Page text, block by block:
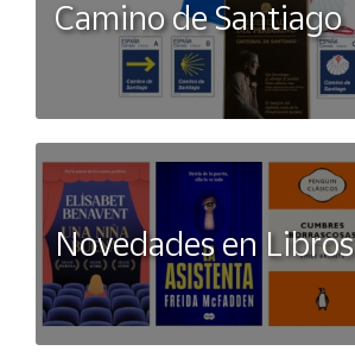
Camino de Santiago
Novedades en Libros